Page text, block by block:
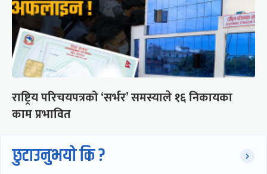
राष्ट्रिय परिचयपत्रको ‘सर्भर’ समस्याले १६ निकायका
काम प्रभावित
छुटाउनुभयो कि ?